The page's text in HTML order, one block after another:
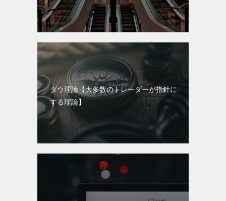
ダウ理論【大多数のトレーダーが指針に
する理論】